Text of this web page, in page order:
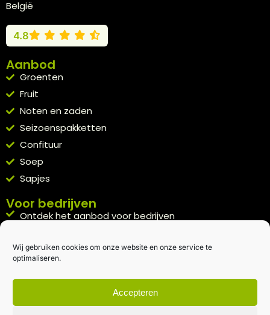
Wij gebruiken cookies om onze website en onze service te
optimaliseren.
Accepteren
België
4.8
Aanbod
Groenten
Fruit
Noten en zaden
Seizoenspakketten
Confituur
Soep
Sapjes
Voor bedrijven
Ontdek het aanbod voor bedrijven
Kennismakingspakket aanvragen
Blijft op de hoogte
Rechtstreeks van het veld naar je inbox.
Inschrijven nieuwsbrief